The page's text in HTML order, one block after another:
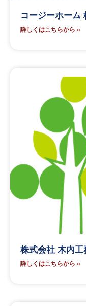
コージーホーム
詳しくはこちらから »
株式会社 木内工
詳しくはこちらから »